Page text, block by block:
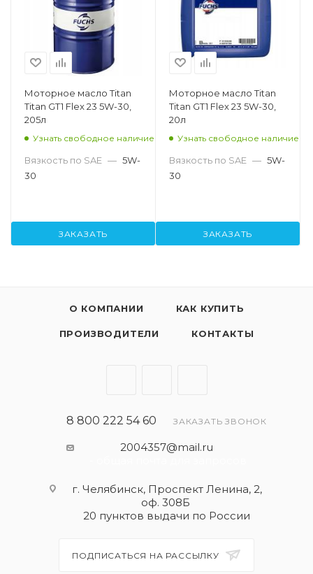
Моторное масло Titan
Titan GT1 Flex 23 5W-30,
205л
Узнать свободное наличие
Вязкость по SAE — 5W-
30
ЗАКАЗАТЬ
Моторное масло Titan
Titan GT1 Flex 23 5W-30,
20л
Узнать свободное наличие
Вязкость по SAE — 5W-
30
ЗАКАЗАТЬ
О КОМПАНИИ КАК КУПИТЬ
ПРОИЗВОДИТЕЛИ КОНТАКТЫ
8 800 222 54 60 ЗАКАЗАТЬ ЗВОНОК
2004357@mail.ru
г. Челябинск, Проспект Ленина, 2,
оф. 308Б
20 пунктов выдачи по России
ПОДПИСАТЬСЯ НА РАССЫЛКУ